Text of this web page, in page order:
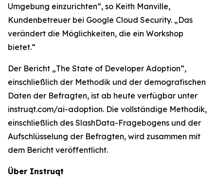
Umgebung einzurichten“, so Keith Manville,
Kundenbetreuer bei Google Cloud Security. „Das
verändert die Möglichkeiten, die ein Workshop
bietet.“
Der Bericht „The State of Developer Adoption“,
einschließlich der Methodik und der demografischen
Daten der Befragten, ist ab heute verfügbar unter
instruqt.com/ai-adoption. Die vollständige Methodik,
einschließlich des SlashData-Fragebogens und der
Aufschlüsselung der Befragten, wird zusammen mit
dem Bericht veröffentlicht.
Über Instruqt